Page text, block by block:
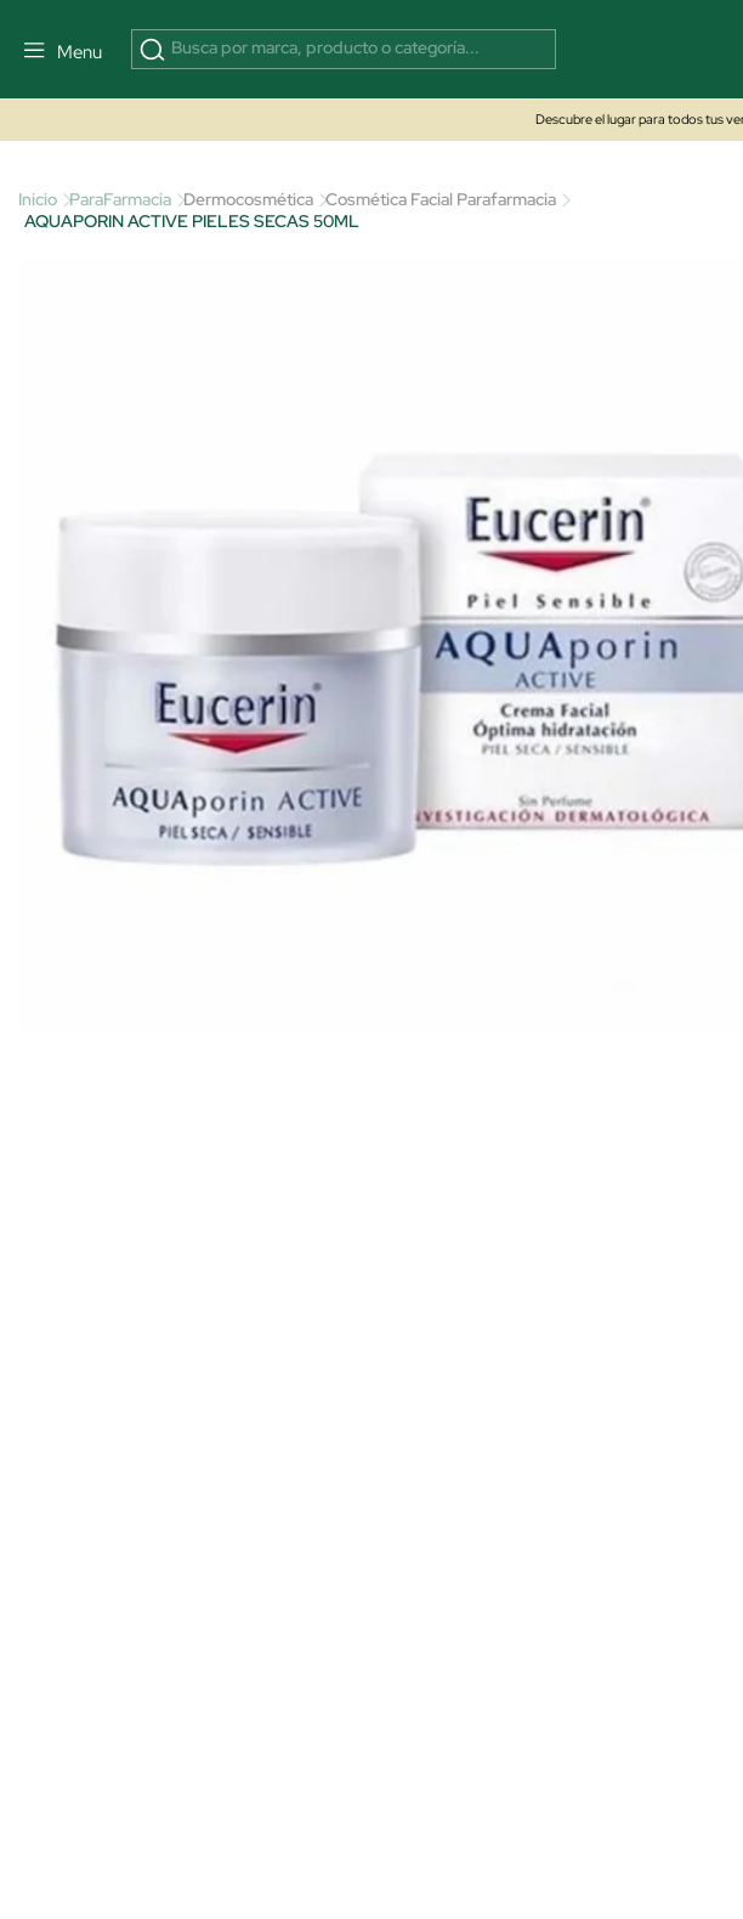
Menu
Descubre el lugar para todos tus
Inicio ParaFarmacia Dermocosmética Cosmética Facial Parafarmacia
AQUAPORIN ACTIVE PIELES SECAS 50ML